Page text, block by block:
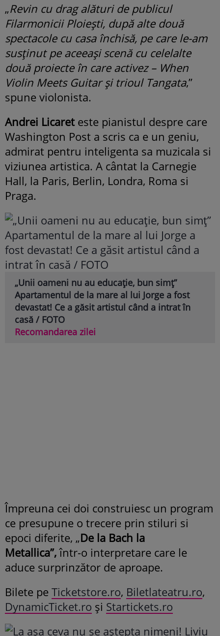
„Revin cu drag alături de publicul
Filarmonicii Ploieşti, după alte două
spectacole cu casa închisă, pe care le-am
susţinut pe aceeaşi scenă cu celelalte
două proiecte în care activez – When
Violin Meets Guitar şi trioul Tangata,”
spune violonista.
Andrei Licareteste pianistul despre care
Washington Post a scris ca e un geniu,
admirat pentru inteligenta sa muzicala si
viziunea artistica. A cântat la Carnegie
Hall, la Paris, Berlin, Londra, Roma si
Praga.
„Unii oameni nu au educație, bun simț”
Apartamentul de la mare al lui Jorge a fost
devastat! Ce a găsit artistul când a intrat în
casă / FOTO
Recomandarea zilei
Împreuna cei doi construiesc un program
ce presupune o trecere prin stiluri si
epoci diferite, „De la Bach la
Metallica”,într-o interpretare care le
aduce surprinzător de aproape.
Bilete pe Ticketstore.ro, Biletlateatru.ro,
DynamicTicket.ro şi Startickets.ro